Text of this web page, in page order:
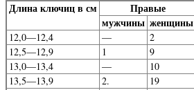
Длина ключиц в см Правые
мужчины женщины
12,0—12,4 — 2
12,5—12,9
1 9
13,0—13,4
— 10
13,5—13,9
2. 19